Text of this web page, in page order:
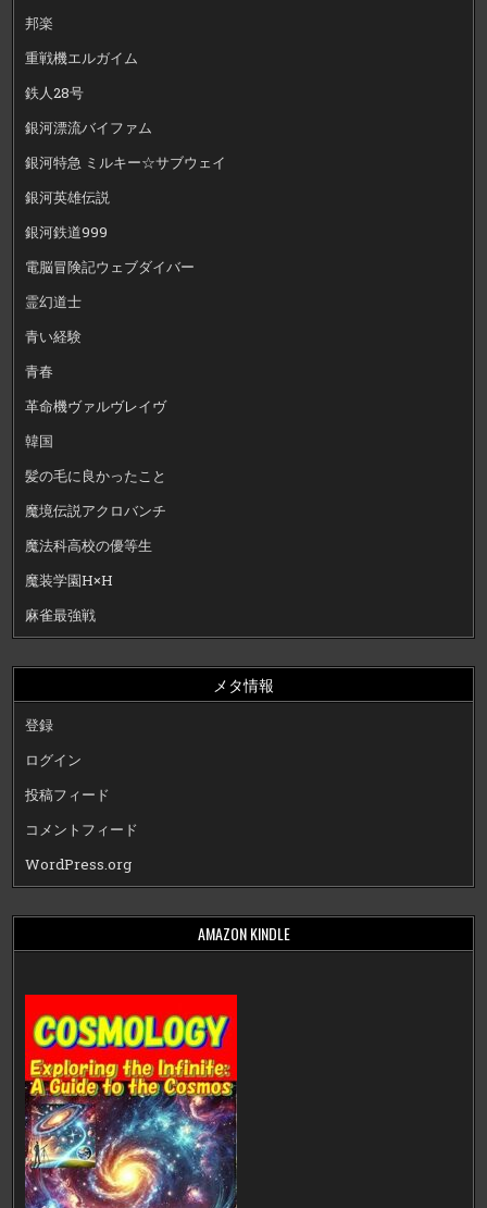
邦楽
重戦機エルガイム
鉄人28号
銀河漂流バイファム
銀河特急 ミルキー☆サブウェイ
銀河英雄伝説
銀河鉄道999
電脳冒険記ウェブダイバー
霊幻道士
青い経験
青春
革命機ヴァルヴレイヴ
韓国
髪の毛に良かったこと
魔境伝説アクロバンチ
魔法科高校の優等生
魔装学園H×H
麻雀最強戦
メタ情報
登録
ログイン
投稿フィード
コメントフィード
WordPress.org
AMAZON KINDLE